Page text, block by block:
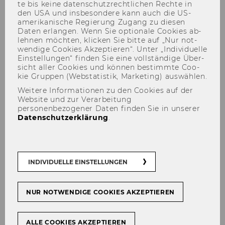
Matthias Strolz
te bis keine da­ten­schutz­recht­li­chen Rech­te in
den USA und ins­be­son­de­re kann auch die US-​
amerikanische Re­gie­rung Zu­gang zu die­sen
Daten er­lan­gen. Wenn Sie op­tio­na­le Coo­kies ab­
leh­nen möch­ten, kli­cken Sie bitte auf „Nur not­
wen­di­ge Coo­kies Ak­zep­tie­ren“. Unter „In­di­vi­du­el­le
Ein­stel­lun­gen“ fin­den Sie eine voll­stän­di­ge Über­
sicht aller Coo­kies und kön­nen be­stimm­te Coo­
kie Grup­pen (Web­sta­tis­tik, Mar­ke­ting) aus­wäh­len.
Weitere Informationen zu den Cookies auf der
Website und zur Verarbeitung
personenbezogener Daten finden Sie in unserer
Datenschutzerklärung.
INDIVIDUELLE EINSTELLUNGEN
NUR NOTWENDIGE COOKIES AKZEPTIEREN
ALLE COOKIES AKZEPTIEREN